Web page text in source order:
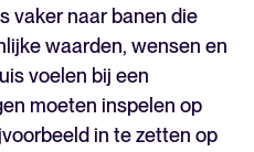
vaker naar banen die
waarden, wensen en
voelen bij een
moeten inspelen op
in te zetten op